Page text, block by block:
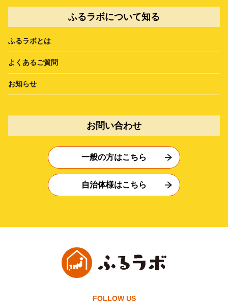
ふるラボについて知る
ふるラボとは
よくあるご質問
お知らせ
お問い合わせ
一般の方はこちら
自治体様はこちら
FOLLOW US